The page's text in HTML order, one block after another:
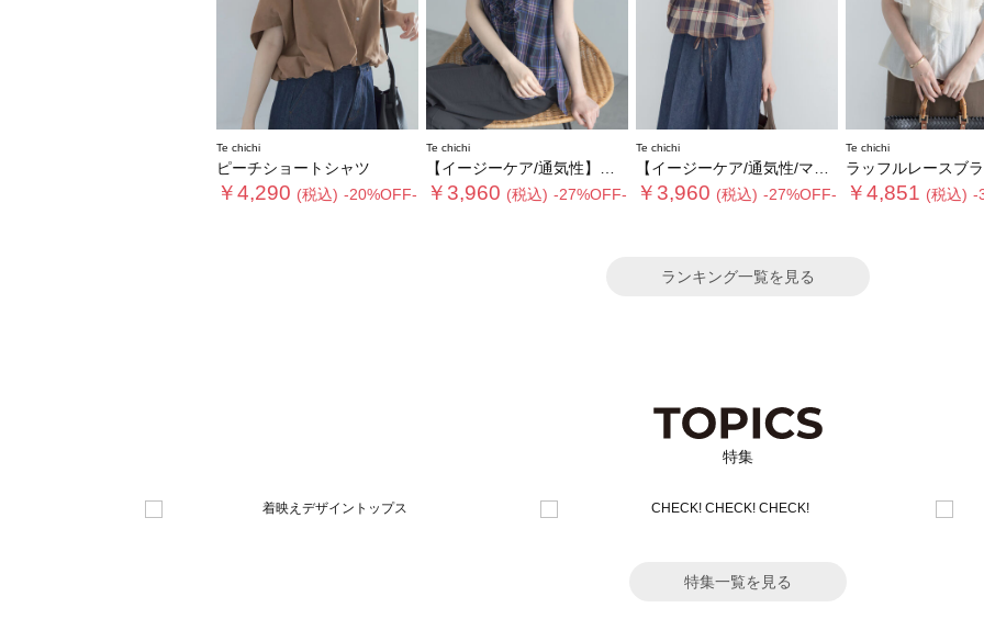
Te chichi
ピーチショートシャツ
￥4,290 (税込) -20%OFF-
Te chichi
【イージーケア/通気性】チェックフリルフレンチスリーブブラウス
￥3,960 (税込) -27%OFF-
Te chichi
【イージーケア/通気性/マシンウォッシャブル】チェックドロストシャツ
￥3,960 (税込) -27%OFF-
Te chichi
ラッフルレースブ
￥4,851 (税込) -
ランキング一覧を見る
特集
特集一覧を見る